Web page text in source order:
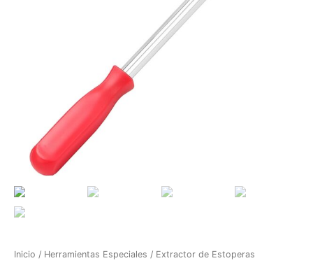
Inicio / Herramientas Especiales / Extractor de Estoperas